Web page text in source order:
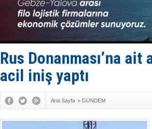
Rus Donanması’na
acil iniş yaptı
Ana Sayfa » GÜNDEM